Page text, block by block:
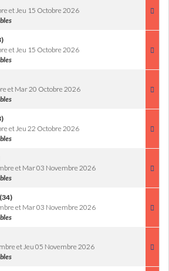
et Jeu 15 Octobre 2026
et Jeu 15 Octobre 2026
et Mar 20 Octobre 2026
et Jeu 22 Octobre 2026
et Mar 03 Novembre 2026
et Mar 03 Novembre 2026
et Jeu 05 Novembre 2026